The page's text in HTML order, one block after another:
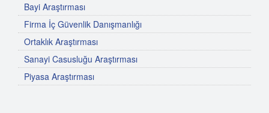
Bayi Araştırması
Firma İç Güvenlik Danışmanlığı
Ortaklık Araştırması
Sanayi Casusluğu Araştırması
Piyasa Araştırması